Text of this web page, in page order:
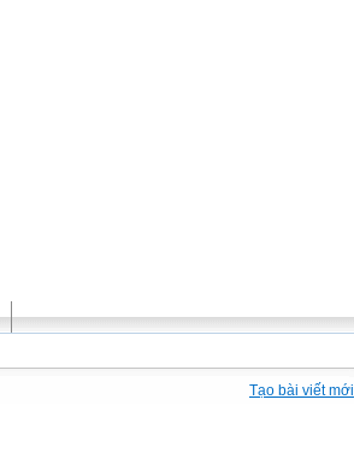
Tạo bài viết mới